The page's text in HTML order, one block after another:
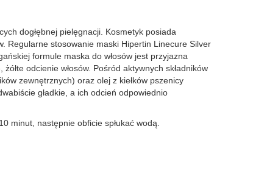
dogłębnej pielęgnacji. Kosmetyk posiada
Regularne stosowanie maski Hipertin Linecure Silver
formule maska do włosów jest przyjazna
odcienie włosów. Pośród aktywnych składników
zewnętrznych) oraz olej z kiełków pszenicy
gładkie, a ich odcień odpowiednio
minut, następnie obficie spłukać wodą.